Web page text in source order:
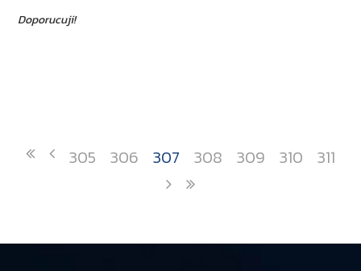
Doporucuji!
305 306 307 308 309 310 311